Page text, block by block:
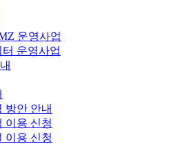
운영사업
운영사업
방안 안내
이용 신청
이용 신청